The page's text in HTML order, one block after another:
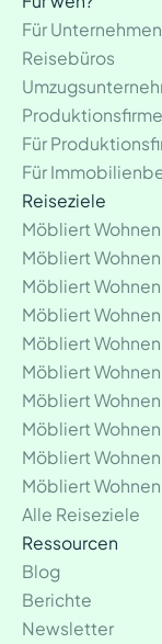
Für Unternehmen
Reisebüros
Für
Für
Reiseziele
Möbliert
Möbliert
Möbliert
Möbliert
Möbliert
Möbliert
Möbliert
Möbliert
Möbliert
Möbliert
Alle Reiseziele
Ressourcen
Blog
Berichte
Newsletter